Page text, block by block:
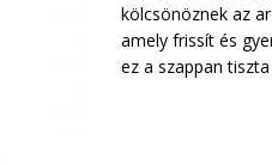
kölcsönöznek az
amely frissít és
ez a szappan